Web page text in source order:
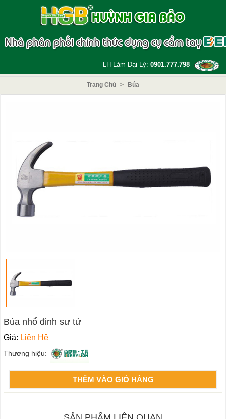
LH Làm Đại Lý: 0901.777.798
Trang Chủ > Búa
Búa nhổ đinh sư tử
Giá: Liên Hệ
Thương hiệu:
THÊM VÀO GIỎ HÀNG